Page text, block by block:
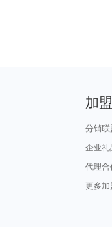
加
分销联
企业礼
代理合
更多加